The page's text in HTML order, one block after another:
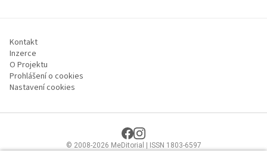
Kontakt
Inzerce
O Projektu
Prohlášení o cookies
Nastavení cookies
© 2008-2026 MeDitorial | ISSN 1803-6597